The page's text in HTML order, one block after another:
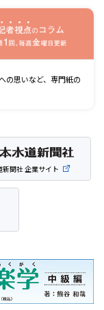
の思いなど、専門紙の
新聞社 企業サイト